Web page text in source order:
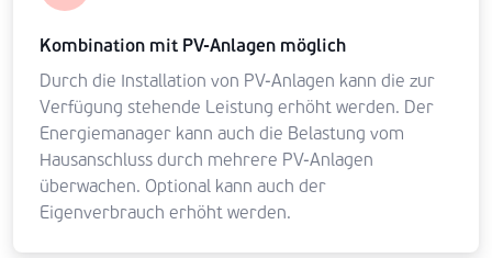
Kombination mit PV-Anlagen möglich
Durch die Installation von PV-Anlagen kann die zur
Verfügung stehende Leistung erhöht werden. Der
Energiemanager kann auch die Belastung vom
Hausanschluss durch mehrere PV-Anlagen
überwachen. Optional kann auch der
Eigenverbrauch erhöht werden.